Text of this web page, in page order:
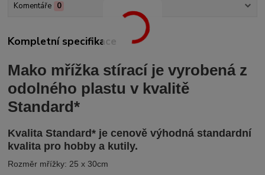
Komentáře 0
Kompletní specifikace
Mako mřížka stírací je vyrobená z
odolného plastu v kvalitě
Standard*
Kvalita Standard* je cenově výhodná standardní
kvalita pro hobby a kutily.
Rozměr mřížky: 25 x 30cm